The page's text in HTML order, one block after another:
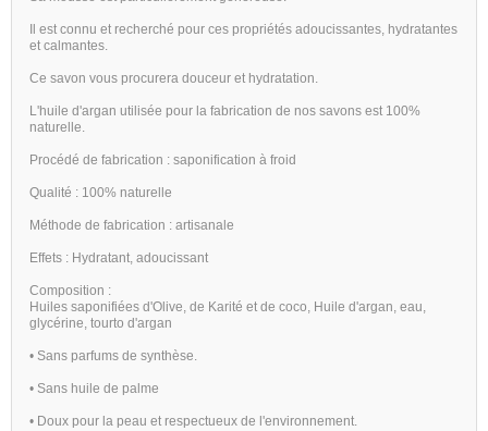
Il est connu et recherché pour ces propriétés adoucissantes, hydratantes
et calmantes.
Ce savon vous procurera douceur et hydratation.
L'huile d'argan utilisée pour la fabrication de nos savons est 100%
naturelle.
Procédé de fabrication : saponification à froid
Qualité : 100% naturelle
Méthode de fabrication : artisanale
Effets : Hydratant, adoucissant
Composition :
Huiles saponifiées d'Olive, de Karité et de coco, Huile d'argan, eau,
glycérine, tourto d'argan
• Sans parfums de synthèse.
• Sans huile de palme
• Doux pour la peau et respectueux de l'environnement.